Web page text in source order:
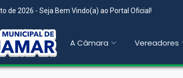
de 2026 - Seja Bem Vindo(a) ao Portal Oficial!
A Câmara Vereadores